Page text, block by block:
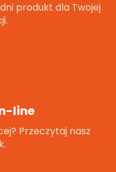
produkt dla Twojej
line
Przeczytaj nasz